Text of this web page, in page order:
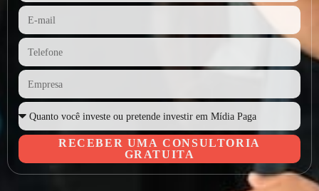
RECEBER UMA CONSULTORIA
GRATUITA